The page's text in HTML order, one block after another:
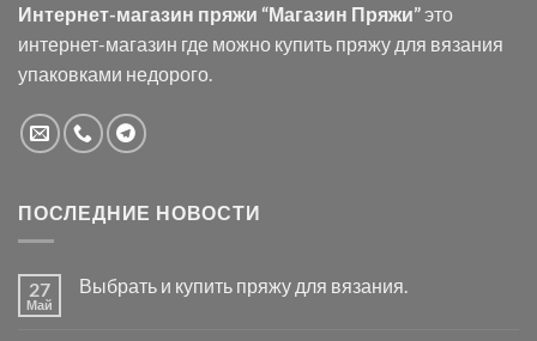
Интернет-магазин пряжи “Магазин Пряжи”это
интернет-магазин где можно купить пряжу для вязания
упаковками недорого.
ПОСЛЕДНИЕ НОВОСТИ
27
Май
Выбрать и купить пряжу для вязания.